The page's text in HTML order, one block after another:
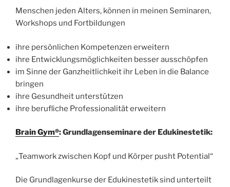
Menschen jeden Alters, können in meinen Seminaren,
Workshops und Fortbildungen
ihre persönlichen Kompetenzen erweitern
ihre Entwicklungsmöglichkeiten besser ausschöpfen
im Sinne der Ganzheitlichkeit ihr Leben in die Balance
bringen
ihre Gesundheit unterstützen
ihre berufliche Professionalität erweitern
Brain Gym®: Grundlagenseminare der Edukinestetik:
„Teamwork zwischen Kopf und Körper pusht Potential“
Die Grundlagenkurse der Edukinestetik sind unterteilt